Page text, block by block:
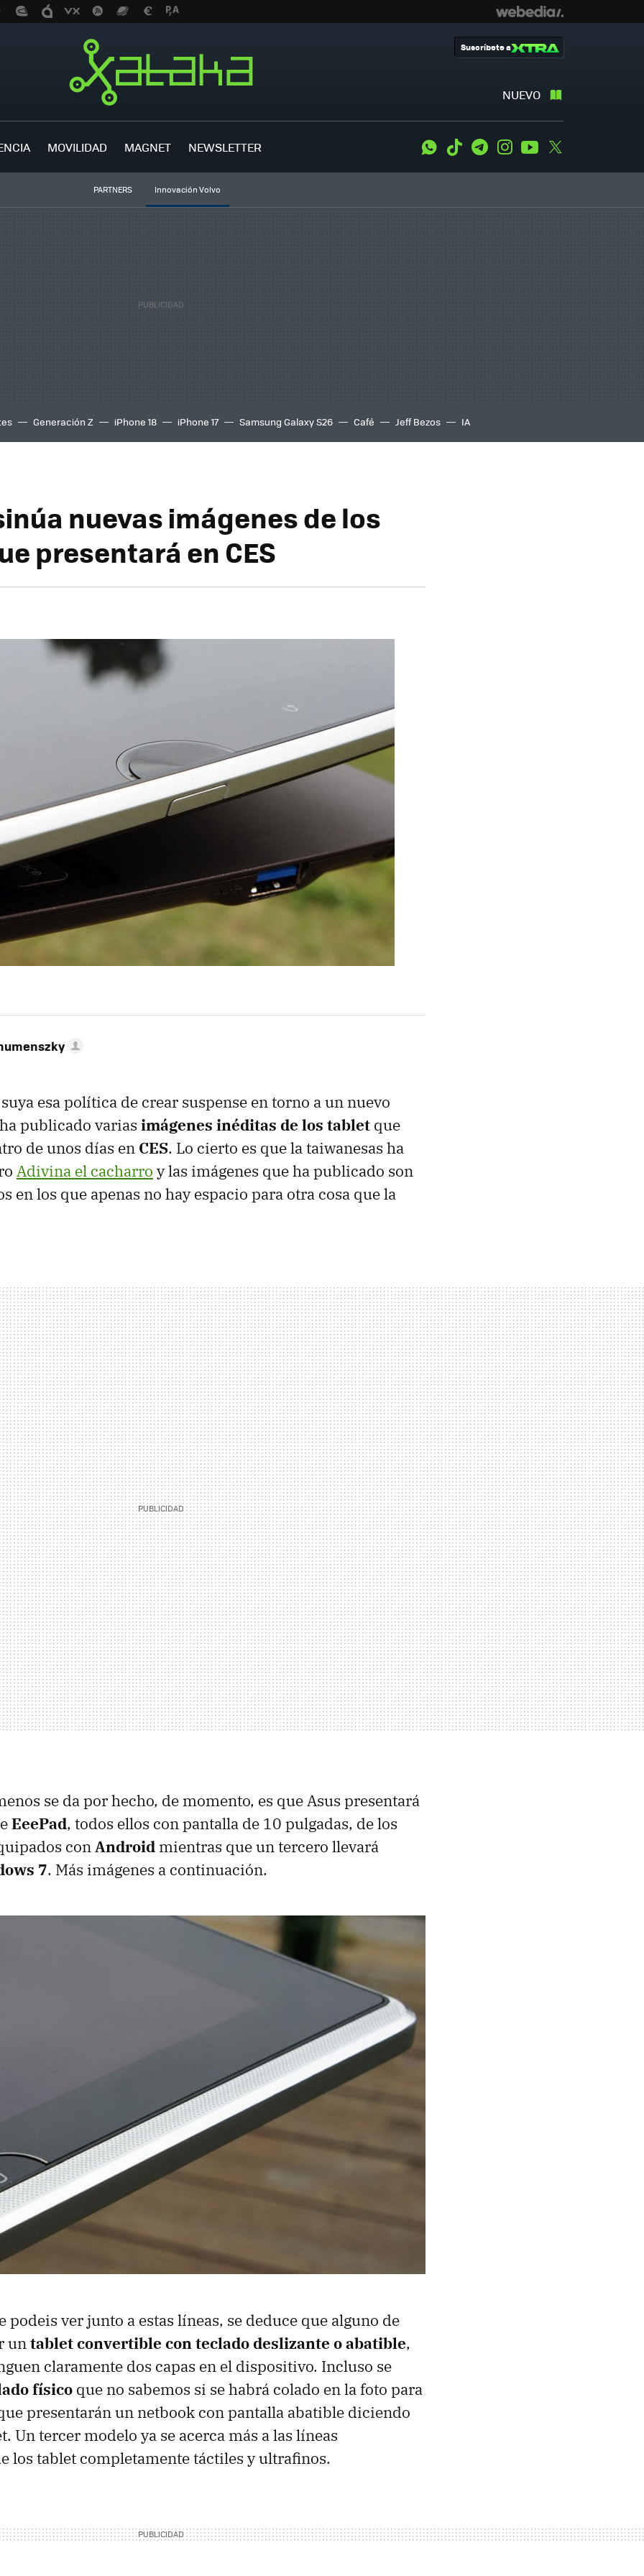
NUEVO
Suscríbete a
MOVILIDAD MAGNET NEWSLETTER WhatsApp
Tiktok TelegramInstagramYoutube
PARTNERS Innovación Volvo
Generación Z iPhone 18 iPhone 17 Samsung Galaxy S26 Café Jeff Bezos IA
nuevas imágenes de los
presentará en CES
esa política de crear suspense en torno a un nuevo
publicado varias imágenes inéditas de los tablet que
de unos días en CES. Lo cierto es que la taiwanesas ha
Adivina el cacharro y las imágenes que ha publicado son
en los que apenas no hay espacio para otra cosa que la
se da por hecho, de momento, es que Asus presentará
EeePad, todos ellos con pantalla de 10 pulgadas, de los
conAndroid mientras que un tercero llevará
7. Más imágenes a continuación.
podeis ver junto a estas líneas, se deduce que alguno de
untablet convertible con teclado deslizante o abatible,
claramente dos capas en el dispositivo. Incluso se
físico que no sabemos si se habrá colado en la foto para
presentarán un netbook con pantalla abatible diciendo
Un tercer modelo ya se acerca más a las líneas
los tablet completamente táctiles y ultrafinos.